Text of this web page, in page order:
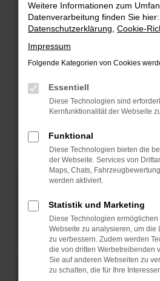
Überprüfe deine Firewall
Internetverbindung.
Laden andere Webseiten,
Suchmaschine?
Prüfe deine
können das Laden
verhindern. Funktioniert die
anderen Browser oder in
Fenster?
Starte dein Gerät neu.
Das kann manchmal
Probleme zu beheben.
Betriebssystem auf dem
sind.
Veraltete Software birgt
Sicherheitsrisiko, sondern
führen, dass bestimmte
unterstützt werden.
Weitere Informationen zum
Datenverarbeitung finden Sie hier:
Datenschutzerklärung Cookie-
Impressum
Folgende Kategorien von Cookies
Essentiell
Diese Technologien sind
Kernfunktionalität der Webseite
Funktional
Diese Technologien bieten die
der Webseite. Services von
Maps, Chats,
werden aktiviert.
Statistik und Marketing
Diese Technologien
Webseite zu analysieren, um die
zu verbessern. Zudem werden
die von dritten Werbetreibenden
Sie auf anderen Webseiten zu
zu schalten, die für Ihre